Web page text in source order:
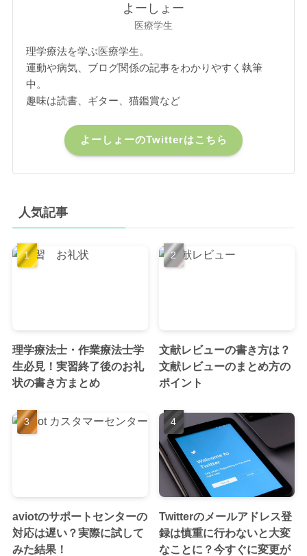
よーしょー
医療学生
理学療法を学ぶ医療学生。
運動や病気、ブログ関係の記事をわかりやすく執筆
中。
趣味は読書、ギター、猫鑑賞など
よーしょーのTwitterはこちら
人気記事
理学療法士・作業療法士学
生必見！実習終了後のお礼
状の書き方まとめ
文献レビューの書き方は？
文献レビューのまとめ方の
ポイント
aviotのサポートセンターの
対応は遅い？実際に試して
みた結果！
Twitterのメールアドレス登
録は慎重に行わないと大変
なことに？今すぐに変更が